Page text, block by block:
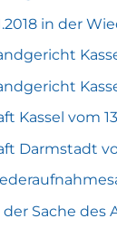
in der
Kassel vom
Darmstadt
Sache des